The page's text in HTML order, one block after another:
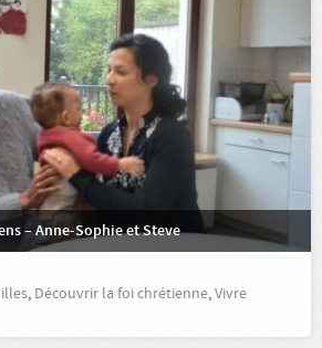
– Anne-Sophie et Steve
, Découvrir la foi chrétienne,Vivre